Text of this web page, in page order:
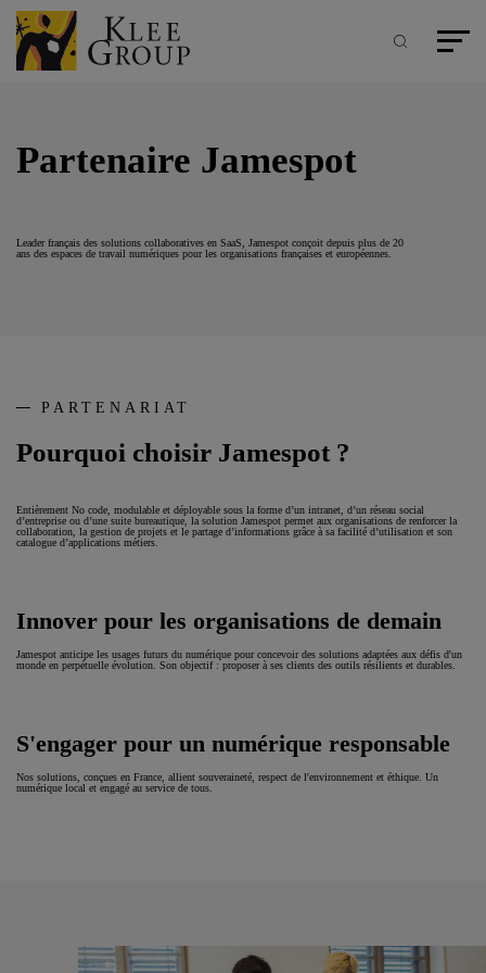
Aller
au
contenu
principal
Recherche
Menu
Partenaire Jamespot
Leader français des solutions collaboratives en SaaS, Jamespot conçoit depuis plus de 20
ans des espaces de travail numériques pour les organisations françaises et européennes.
Pourquoi choisir Jamespot ?
PARTENARIAT
Entièrement No code, modulable et déployable sous la forme d’un intranet, d’un réseau social
d’entreprise ou d’une suite bureautique, la solution Jamespot permet aux organisations de renforcer la
collaboration, la gestion de projets et le partage d’informations grâce à sa facilité d’utilisation et son
catalogue d’applications métiers.
Innover pour les organisations de demain
Jamespot anticipe les usages futurs du numérique pour concevoir des solutions adaptées aux défis d'un
monde en perpétuelle évolution. Son objectif : proposer à ses clients des outils résilients et durables.
S'engager pour un numérique responsable
Nos solutions, conçues en France, allient souveraineté, respect de l'environnement et éthique. Un
numérique local et engagé au service de tous.